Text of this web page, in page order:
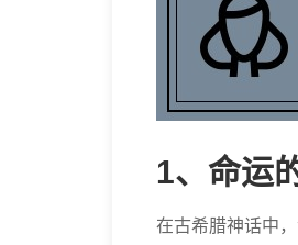
1、命运
在古希腊神话中